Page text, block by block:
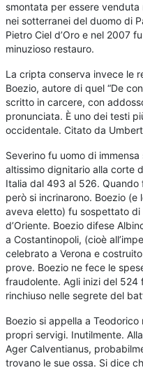
smontata per essere
nei sotterranei del duomo di
Pietro Ciel d’Oro e nel 2007
minuzioso restauro.
La cripta conserva invece le
Boezio, autore di quel “De
scritto in carcere, con
pronunciata. È uno dei testi
occidentale. Citato da
Severino fu uomo di
altissimo dignitario alla corte
Italia dal 493 al 526.
però si incrinarono. Boezio
aveva eletto) fu sospettato di
d’Oriente. Boezio difese
a Costantinopoli, (cioè
celebrato a Verona e
prove. Boezio ne fece le
fraudolente. Agli inizi del 524
rinchiuso nelle segrete del
Boezio si appella a
propri servigi. Inutilmente.
Ager Calventianus,
trovano le sue ossa. Si dice